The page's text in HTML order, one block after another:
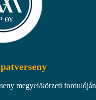
megyei/körzeti